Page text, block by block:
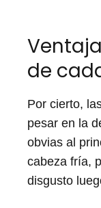
de
Por cierto,
pesar en la
obvias al
cabeza fría,
disgusto